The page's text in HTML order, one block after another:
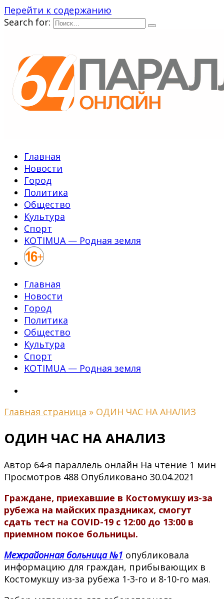
Перейти к содержанию
Search for:
Главная
Новости
Город
Политика
Общество
Культура
Спорт
KOTIMUA — Родная земля
Главная
Новости
Город
Политика
Общество
Культура
Спорт
KOTIMUA — Родная земля
Главная страница » ОДИН ЧАС НА АНАЛИЗ
ОДИН ЧАС НА АНАЛИЗ
Автор 64-я параллель онлайн На чтение 1 мин
Просмотров 488 Опубликовано 30.04.2021
Граждане, приехавшие в Костомукшу из-за
рубежа на майских праздниках, смогут
сдать тест на COVID-19 с 12:00 до 13:00 в
приемном покое больницы.
Межрайонная больница №1 опубликовала
информацию для граждан, прибывающих в
Костомукшу из-за рубежа 1-3-го и 8-10-го мая.